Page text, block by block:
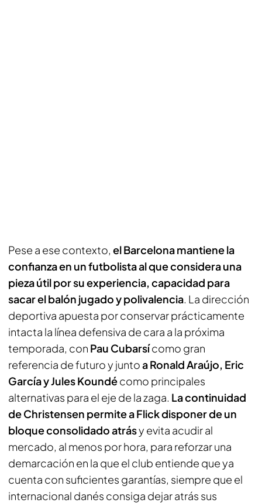
Pese a ese contexto, el Barcelona mantiene la
confianza en un futbolista al que considera una
pieza útil por su experiencia, capacidad para
sacar el balón jugado y polivalencia. La dirección
deportiva apuesta por conservar prácticamente
intacta la línea defensiva de cara a la próxima
temporada, con Pau Cubarsícomo gran
referencia de futuro y juntoa Ronald Araújo, Eric
García y Jules Koundécomo principales
alternativas para el eje de la zaga. La continuidad
de Christensen permite a Flick disponer de un
bloque consolidado atrásy evita acudir al
mercado, al menos por hora, para reforzar una
demarcación en la que el club entiende que ya
cuenta con suficientes garantías, siempre que el
internacional danés consiga dejar atrás sus